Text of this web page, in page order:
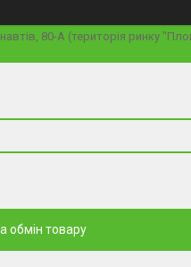
80-А (територія ринку
обмін товару